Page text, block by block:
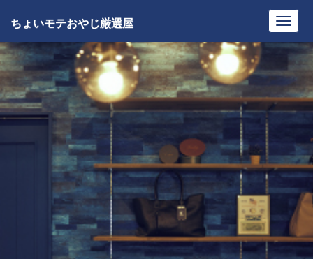
ちょいモテおやじ厳選屋